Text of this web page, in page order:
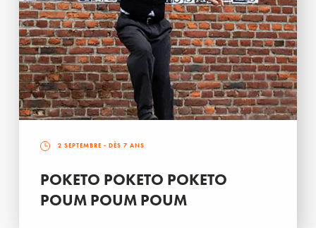
2 SEPTEMBRE - DÈS 7 ANS
POKETO POKETO POKETO
POUM POUM POUM